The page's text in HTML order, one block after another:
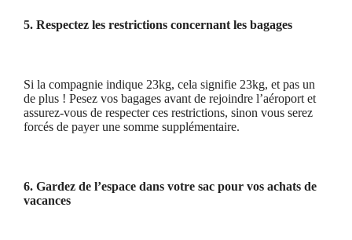
5. Respectez les restrictions concernant les bagages
Si la compagnie indique 23kg, cela signifie 23kg, et pas un
de plus ! Pesez vos bagages avant de rejoindre l’aéroport et
assurez-vous de respecter ces restrictions, sinon vous serez
forcés de payer une somme supplémentaire.
6. Gardez de l’espace dans votre sac pour vos achats de
vacances